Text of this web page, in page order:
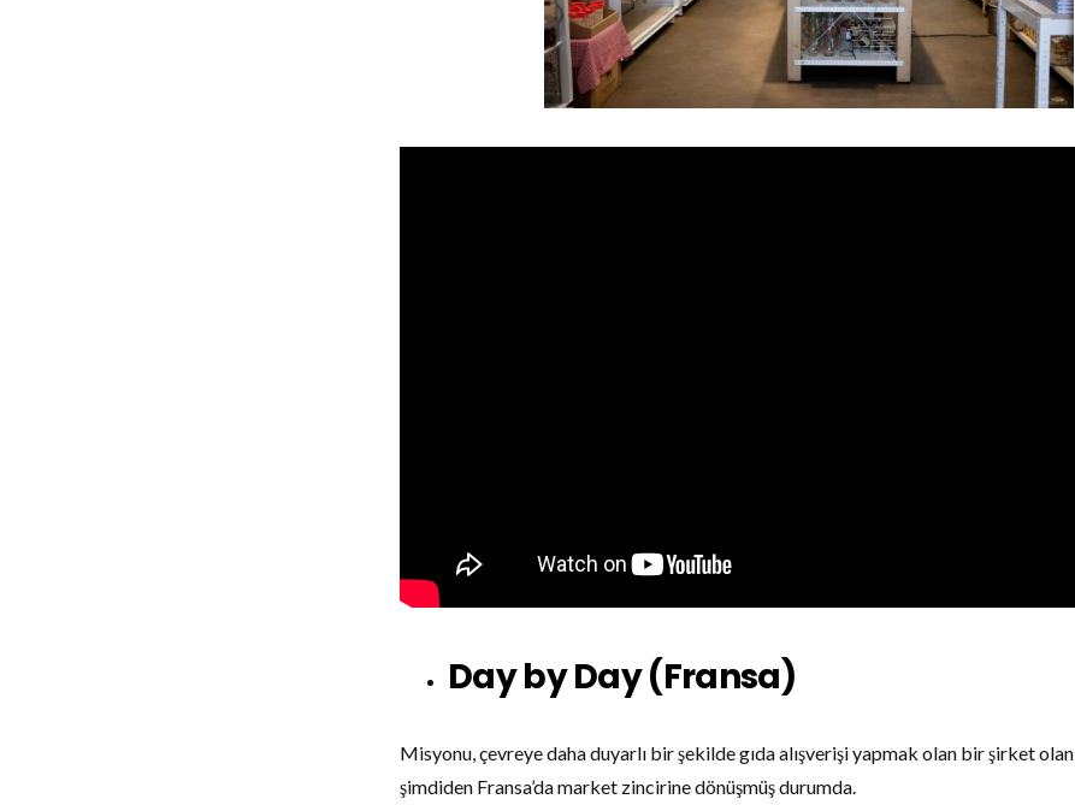
Day by Day (Fransa)
Misyonu, çevreye daha duyarlı bir şekilde gıda alışverişi yapmak olan bir şirket olan
şimdiden Fransa’da market zincirine dönüşmüş durumda.